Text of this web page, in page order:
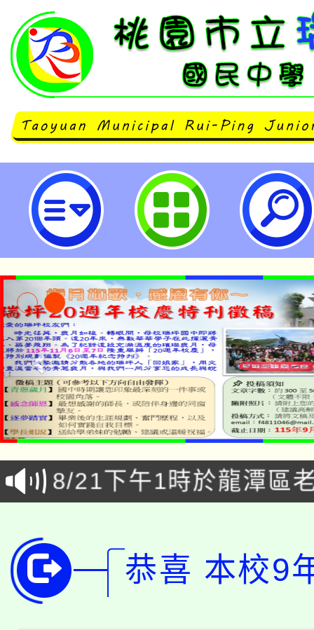
桃園市立瑞坪國民中學
「本色祭」8/29、30在
場熱烈登場!
8/21下午1時於龍潭區
YOUNG桃局內行報名
局官網。
8月14至27日，桃園電
開!
115年桃園市運動會8/
恭喜 本校9